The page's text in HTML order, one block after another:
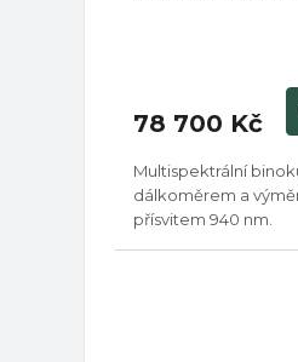
78 700 Kč
Multispektrální
dálkoměrem a
přísvitem 940 nm.